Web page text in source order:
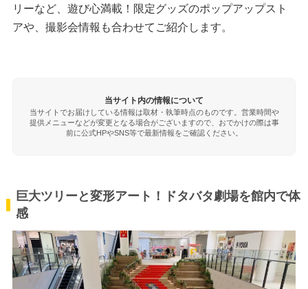
リーなど、遊び心満載！限定グッズのポップアップスト
アや、撮影会情報も合わせてご紹介します。
当サイト内の情報について
当サイトでお届けしている情報は取材・執筆時点のものです。営業時間や
提供メニューなどが変更となる場合がございますので、おでかけの際は事
前に公式HPやSNS等で最新情報をご確認ください。
巨大ツリーと変形アート！ドタバタ劇場を館内で体
感